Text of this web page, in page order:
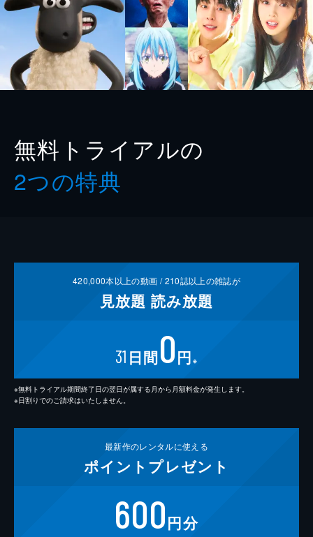
無料トライアルの
2つの特典
420,000本以上の動画 /210誌以上の雑誌が
見放題 読み放題
31 日間0円 ※
※無料トライアル期間終了日の翌日が属する月から月額料金が発生します。
※日割りでのご請求はいたしません。
最新作のレンタルに使える
ポイント プレゼント
600円分